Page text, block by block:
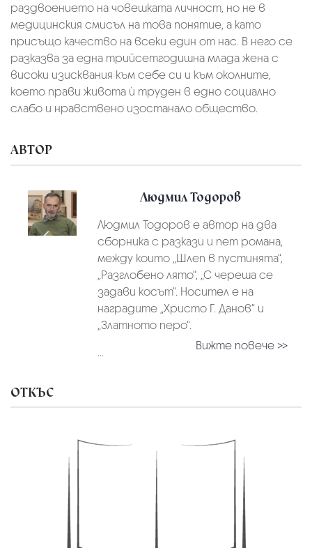
раздвоението на човешката личност, но не в
медицинския смисъл на това понятие, а като
присъщо качество на всеки един от нас. В него се
разказва за една трийсетгодишна млада жена с
високи изисквания към себе си и към околните,
което прави живота ѝ труден в едно социално
слабо и нравствено изостанало общество.
АВТОР
Людмил Тодоров
Людмил Тодоров е автор на два
сборника с разкази и пет романа,
между които „Шлеп в пустинята“,
„Разглобено лято“, „С череша се
задави косът“. Носител е на
наградите „Христо Г. Данов“ и
„Златното перо“.
...
Вижте повече >>
ОТКЪС